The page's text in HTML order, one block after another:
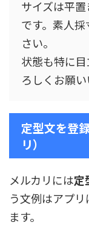
サイズは平
です。素人
さい。
状態も特に
ろしくお願い
定型文を登
リ）
メルカリには定
う文例はアプ
ます。